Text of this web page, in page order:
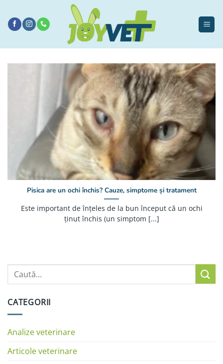
conținut
CATEGORII
Analize veterinare
Articole veterinare
Pisica are un ochi închis? Cauze, simptome și tratament
Este important de înțeles de la bun început că un ochi
ținut închis (un simptom [...]